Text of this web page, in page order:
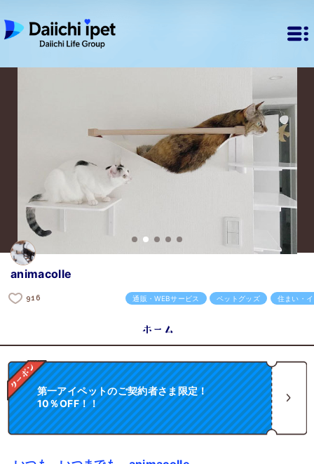
animacolle
916 通販・WEBサービス ペットグッズ 住まい・
ホーム
第一アイペットのご契約者さま限定！
10％OFF！！